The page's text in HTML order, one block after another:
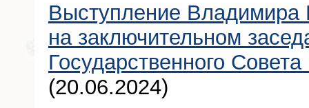
Выступление Владимира
на заключительном
Государственного
(20.06.2024)